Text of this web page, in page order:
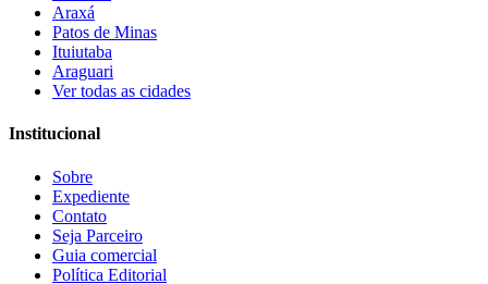
Araxá
Patos de Minas
Ituiutaba
Araguari
Ver todas as cidades
Institucional
Sobre
Expediente
Contato
Seja Parceiro
Guia comercial
Política Editorial